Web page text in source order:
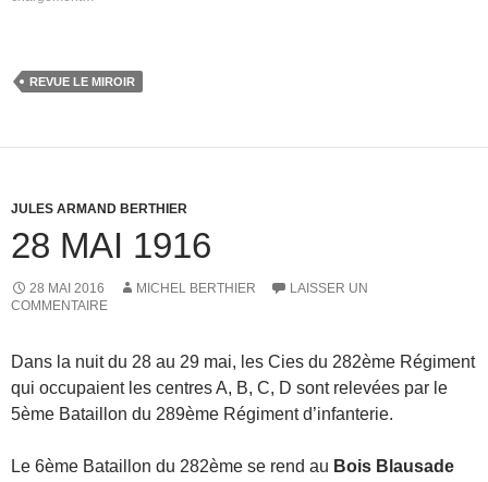
REVUE LE MIROIR
JULES ARMAND BERTHIER
28 MAI 1916
28 MAI 2016 MICHEL BERTHIER
LAISSER UN
COMMENTAIRE
Dans la nuit du 28 au 29 mai, les Cies du 282ème Régiment
qui occupaient les centres A, B, C, D sont relevées par le
5ème Bataillon du 289ème Régiment d’infanterie.
Le 6ème Bataillon du 282ème se rend au Bois Blausade